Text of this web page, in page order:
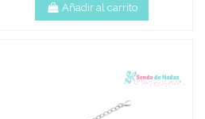
Añadir al carrito